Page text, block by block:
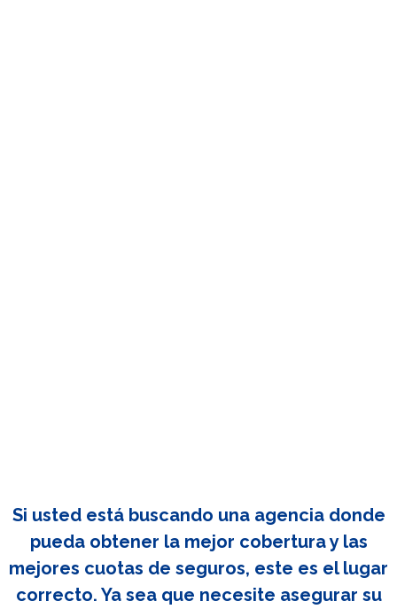
Si usted está buscando una agencia donde
pueda obtener la mejor cobertura y las
mejores cuotas de seguros, este es el lugar
correcto. Ya sea que necesite asegurar su